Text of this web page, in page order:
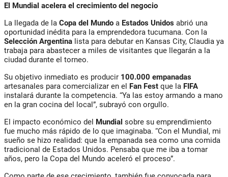
El Mundial acelera el crecimiento del negocio
La llegada de la Copa del Mundo a Estados Unidos abrió una
oportunidad inédita para la emprendedora tucumana. Con la
Selección Argentina lista para debutar en Kansas City, Claudia ya
trabaja para abastecer a miles de visitantes que llegarán a la
ciudad durante el torneo.
Su objetivo inmediato es producir 100.000 empanadas
artesanales para comercializar en el Fan Fest que la FIFA
instalará durante la competencia. “Ya las estoy armando a mano
en la gran cocina del local”, subrayó con orgullo.
El impacto económico del Mundial sobre su emprendimiento
fue mucho más rápido de lo que imaginaba. “Con el Mundial, mi
sueño se hizo realidad: que la empanada sea como una comida
tradicional de Estados Unidos. Pensaba que me iba a tomar
años, pero la Copa del Mundo aceleró el proceso”.